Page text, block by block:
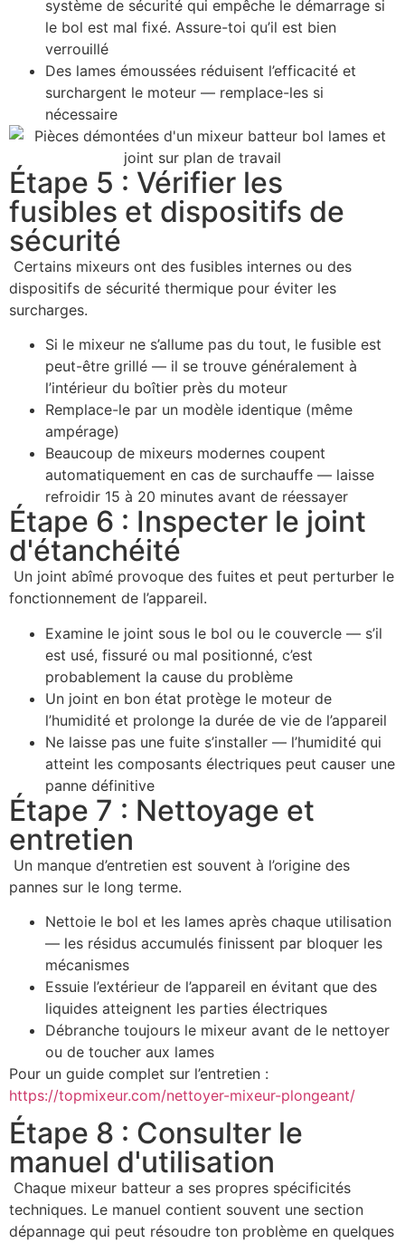
système de sécurité qui empêche le démarrage si
le bol est mal fixé. Assure-toi qu’il est bien
verrouillé
Des lames émoussées réduisent l’efficacité et
surchargent le moteur — remplace-les si
nécessaire
Étape 5 : Vérifier les
fusibles et dispositifs de
sécurité
Certains mixeurs ont des fusibles internes ou des
dispositifs de sécurité thermique pour éviter les
surcharges.
Si le mixeur ne s’allume pas du tout, le fusible est
peut-être grillé — il se trouve généralement à
l’intérieur du boîtier près du moteur
Remplace-le par un modèle identique (même
ampérage)
Beaucoup de mixeurs modernes coupent
automatiquement en cas de surchauffe — laisse
refroidir 15 à 20 minutes avant de réessayer
Étape 6 : Inspecter le joint
d'étanchéité
Un joint abîmé provoque des fuites et peut perturber le
fonctionnement de l’appareil.
Examine le joint sous le bol ou le couvercle — s’il
est usé, fissuré ou mal positionné, c’est
probablement la cause du problème
Un joint en bon état protège le moteur de
l’humidité et prolonge la durée de vie de l’appareil
Ne laisse pas une fuite s’installer — l’humidité qui
atteint les composants électriques peut causer une
panne définitive
Étape 7 : Nettoyage et
entretien
Un manque d’entretien est souvent à l’origine des
pannes sur le long terme.
Nettoie le bol et les lames après chaque utilisation
— les résidus accumulés finissent par bloquer les
mécanismes
Essuie l’extérieur de l’appareil en évitant que des
liquides atteignent les parties électriques
Débranche toujours le mixeur avant de le nettoyer
ou de toucher aux lames
Pour un guide complet sur l’entretien :
https://topmixeur.com/nettoyer-mixeur-plongeant/
Étape 8 : Consulter le
manuel d'utilisation
Chaque mixeur batteur a ses propres spécificités
techniques. Le manuel contient souvent une section
dépannage qui peut résoudre ton problème en quelques